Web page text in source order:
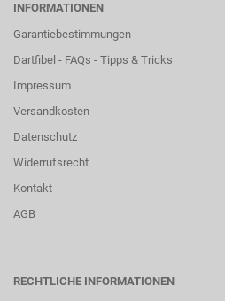
INFORMATIONEN
Garantiebestimmungen
Dartfibel - FAQs - Tipps & Tricks
Impressum
Versandkosten
Datenschutz
Widerrufsrecht
Kontakt
AGB
RECHTLICHE INFORMATIONEN